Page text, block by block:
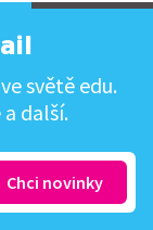
světě edu.
další.